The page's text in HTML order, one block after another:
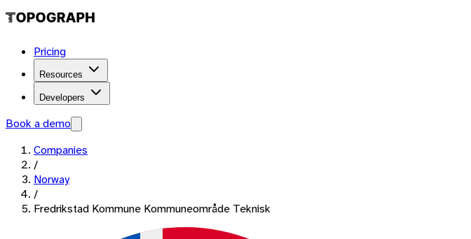
Pricing
Resources
Developers
Book a demo
Companies
/
Norway
/
Fredrikstad Kommune Kommuneområde Teknisk